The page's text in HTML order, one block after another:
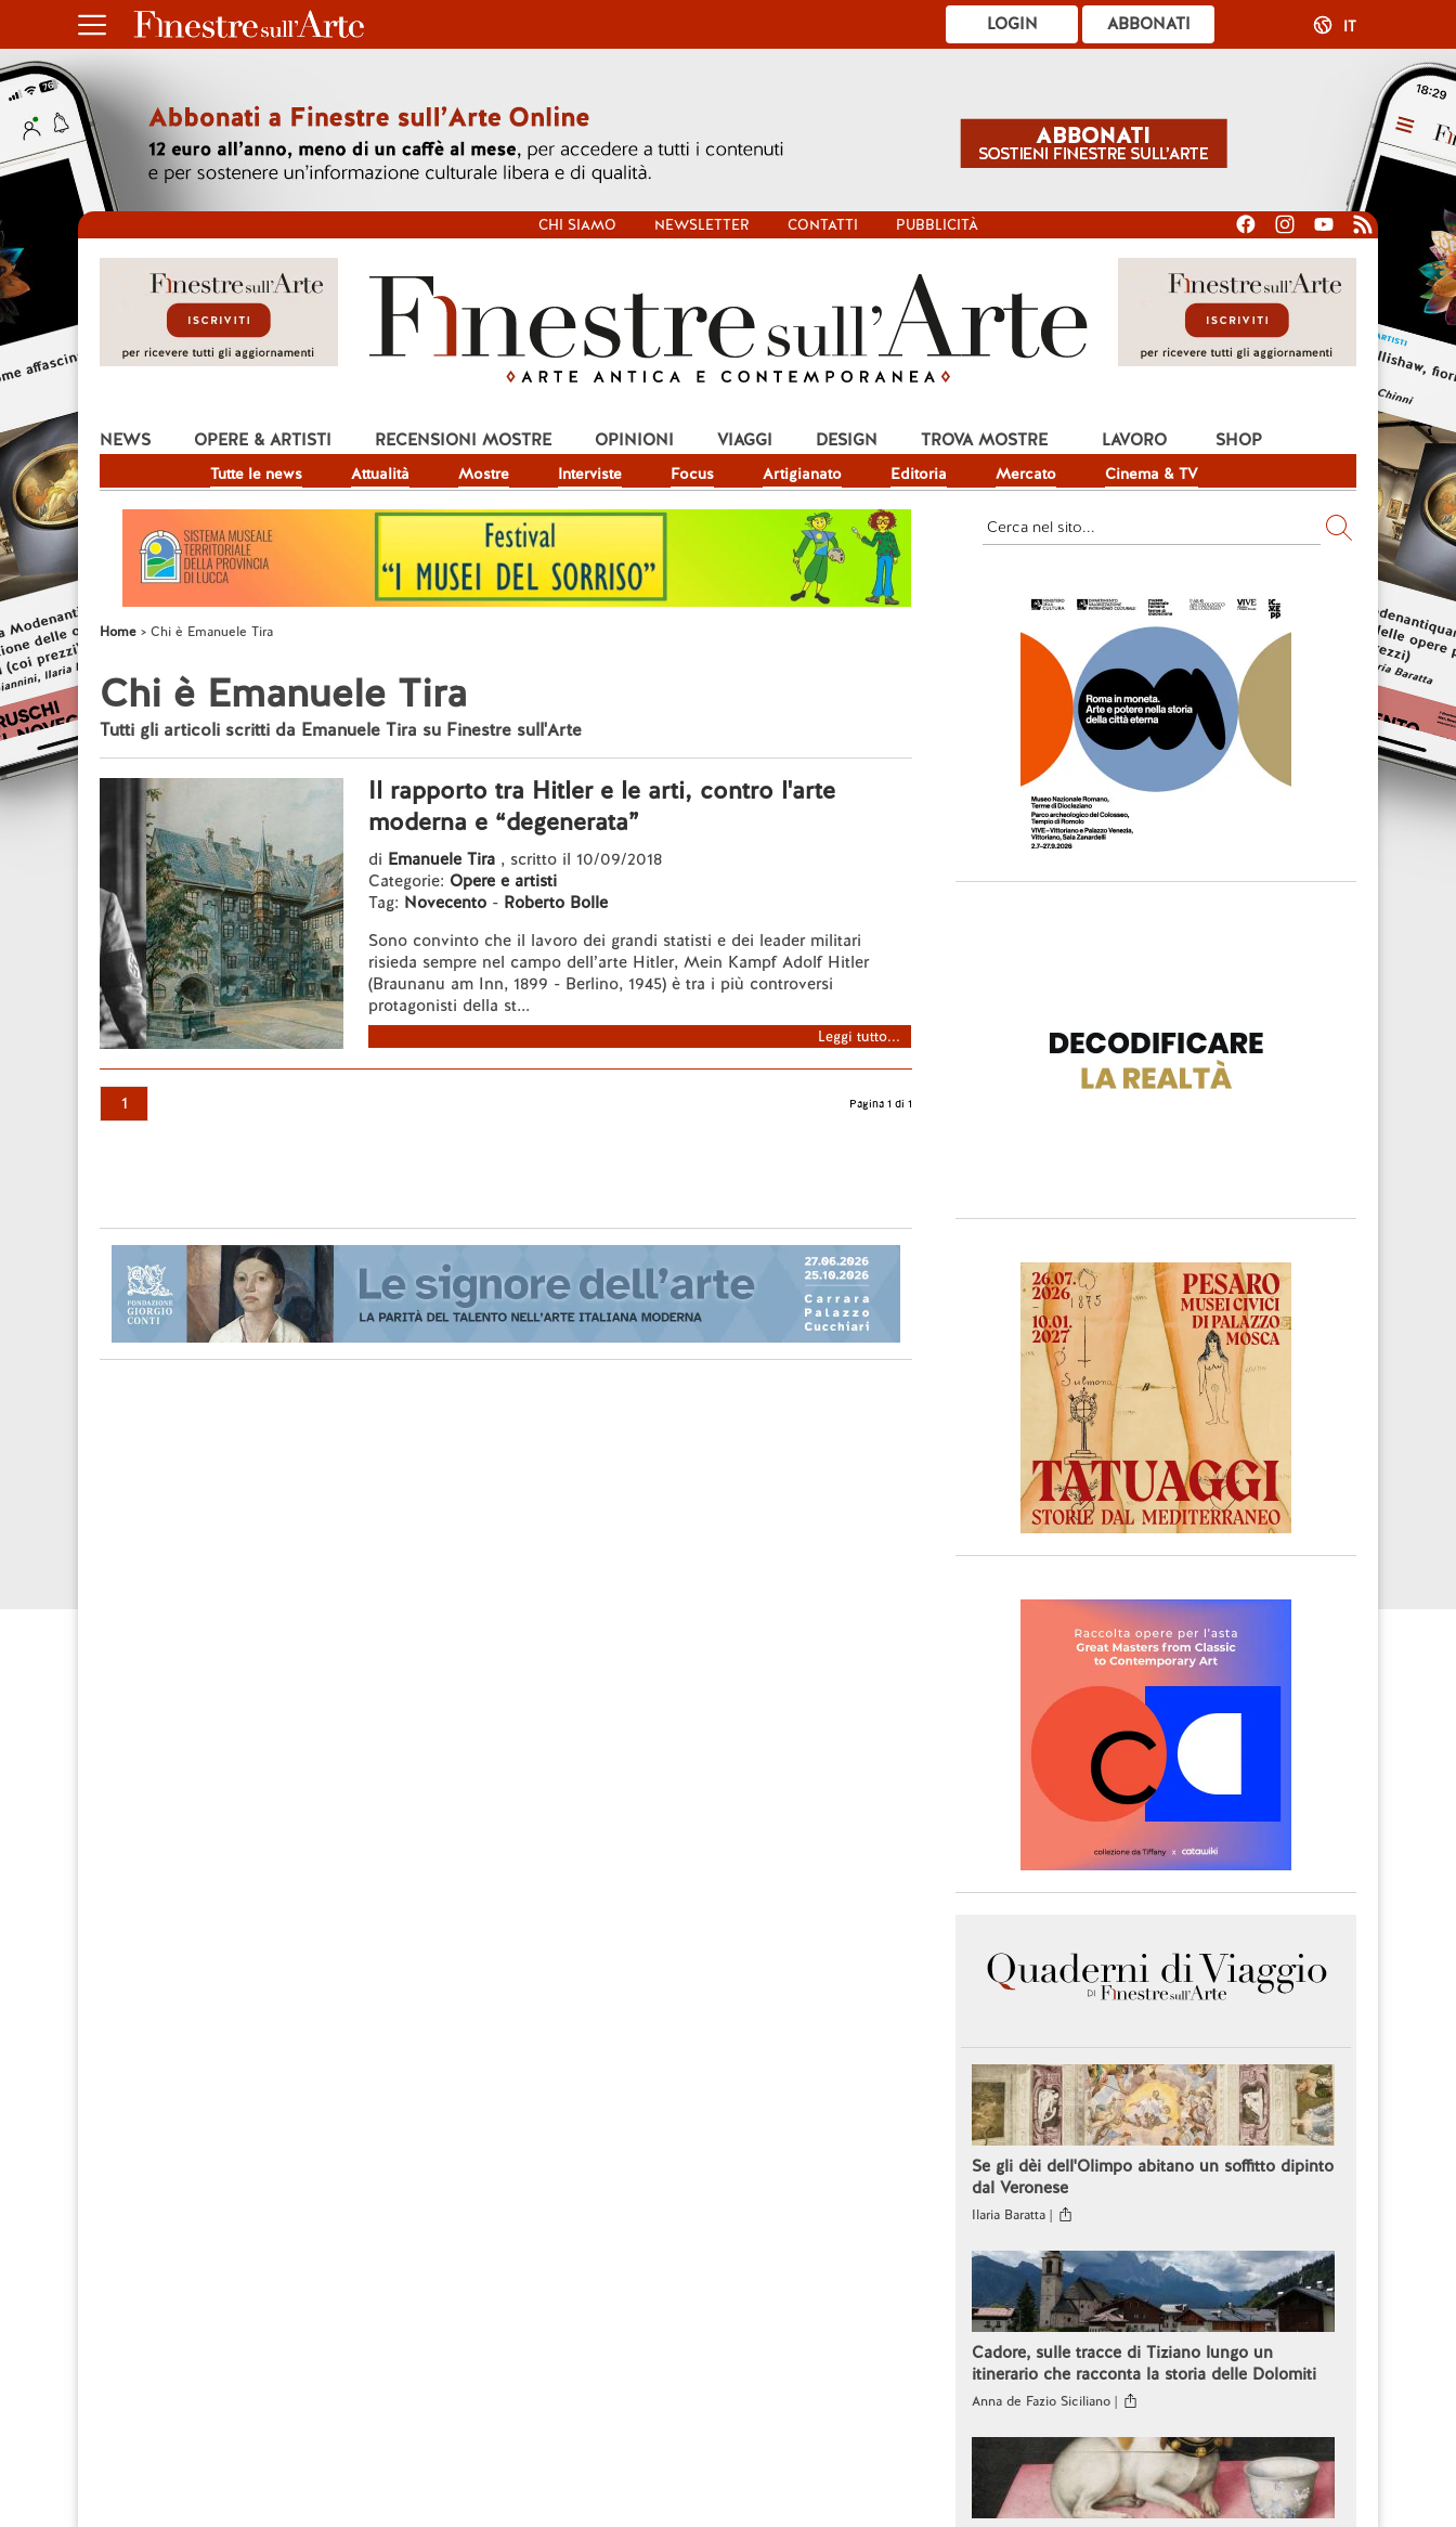
ABBONATI
LOGIN IT
CHI SIAMO NEWSLETTER CONTATTI PUBBLICITÀ
NEWS
Tutte le news Attualità Mostre Interviste Focus Artigianato Editoria Mercato Cinema & TV
OPERE & ARTISTI RECENSIONI MOSTRE OPINIONI VIAGGI DESIGN TROVA MOSTRE LAVORO SHOP
Home Chi è Emanuele Tira
Chi è Emanuele Tira
Tutti gli articoli scritti da Emanuele Tira su Finestre sull'Arte
Il rapporto tra Hitler e le arti, contro l'arte
moderna e “degenerata”
di Emanuele Tira , scritto il 10/09/2018
Categorie: Opere e artisti
Tag: Novecento - Roberto Bolle
Sono convinto che il lavoro dei grandi statisti e dei leader militari
risieda sempre nel campo dell’arte Hitler, Mein Kampf Adolf Hitler
(Braunanu am Inn, 1899 - Berlino, 1945) è tra i più controversi
protagonisti della st...
Leggi tutto...
1 Pagina 1 di 1
Se gli dèi dell'Olimpo abitano un soffitto dipinto
dal Veronese
Ilaria Baratta |
Cadore, sulle tracce di Tiziano lungo un
itinerario che racconta la storia delle Dolomiti
Anna de Fazio Siciliano |